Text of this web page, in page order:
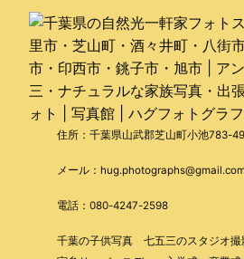
住所：千葉県山武郡芝山町小池783-49
メール：
電話：080-4247-2598
千葉の子供写真 七五三のスタジオ撮